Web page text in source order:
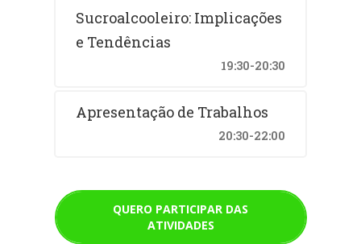
Sucroalcooleiro: Implicações
e Tendências
19:30-20:30
Apresentação de Trabalhos
20:30-22:00
QUERO PARTICIPAR DAS
ATIVIDADES